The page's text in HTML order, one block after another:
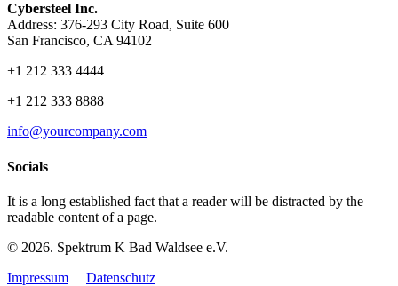
Cybersteel Inc.
Address: 376-293 City Road, Suite 600
San Francisco, CA 94102
+1 212 333 4444
+1 212 333 8888
info@yourcompany.com
Socials
It is a long established fact that a reader will be distracted by the
readable content of a page.
© 2026. Spektrum K Bad Waldsee e.V.
Impressum
Datenschutz